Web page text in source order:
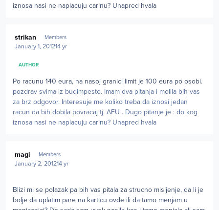
iznosa nasi ne naplacuju carinu? Unapred hvala
strikan Members
January 1, 201214 yr
AUTHOR
Po racunu 140 eura, na nasoj granici limit je 100 eura po osobi.
pozdrav svima iz budimpeste. Imam dva pitanja i molila bih vas
za brz odgovor. Interesuje me koliko treba da iznosi jedan
racun da bih dobila povracaj tj. AFU . Dugo pitanje je : do kog
iznosa nasi ne naplacuju carinu? Unapred hvala
magi Members
January 2, 201214 yr
Blizi mi se polazak pa bih vas pitala za strucno misljenje, da li je
bolje da uplatim pare na karticu ovde ili da tamo menjam u